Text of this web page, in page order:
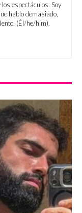
espectáculos. Soy
hablo demasiado,
(Él/he/him).